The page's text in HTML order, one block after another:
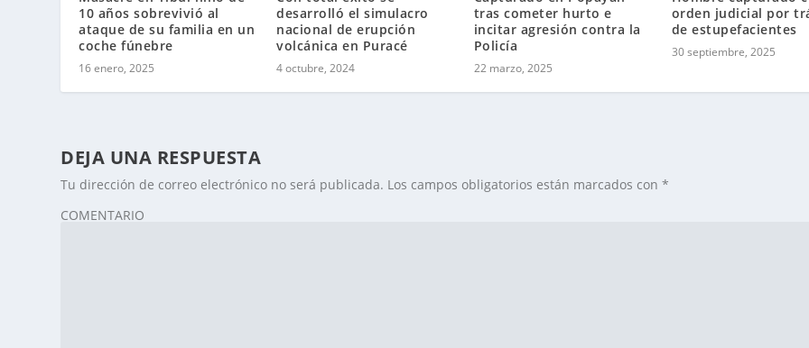
10 años sobrevivió al
ataque de su familia en un
coche fúnebre
16 enero, 2025
desarrolló el simulacro
nacional de erupción
volcánica en Puracé
4 octubre, 2024
tras cometer hurto e
incitar agresión contra la
Policía
22 marzo, 2025
orden judicial por
de estupefacientes
30 septiembre, 2025
DEJA UNA RESPUESTA
Tu dirección de correo electrónico no será publicada. Los campos obligatorios están marcados con*
COMENTARIO